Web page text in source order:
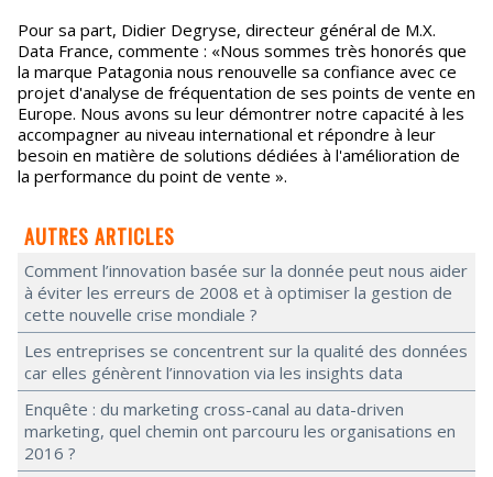
Pour sa part, Didier Degryse, directeur général de M.X.
Data France, commente : «Nous sommes très honorés que
la marque Patagonia nous renouvelle sa confiance avec ce
projet d'analyse de fréquentation de ses points de vente en
Europe. Nous avons su leur démontrer notre capacité à les
accompagner au niveau international et répondre à leur
besoin en matière de solutions dédiées à l'amélioration de
la performance du point de vente ».
AUTRES ARTICLES
Comment l’innovation basée sur la donnée peut nous aider
à éviter les erreurs de 2008 et à optimiser la gestion de
cette nouvelle crise mondiale ?
Les entreprises se concentrent sur la qualité des données
car elles génèrent l’innovation via les insights data
Enquête : du marketing cross-canal au data-driven
marketing, quel chemin ont parcouru les organisations en
2016 ?